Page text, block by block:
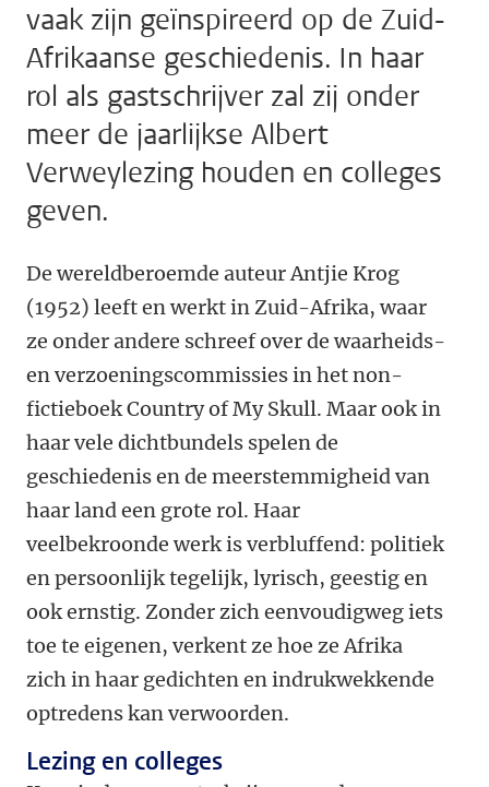
vaak zijn geïnspireerd op de Zuid-
Afrikaanse geschiedenis. In haar
rol als gastschrijver zal zij onder
meer de jaarlijkse Albert
Verweylezing houden en colleges
geven.
De wereldberoemde auteur Antjie Krog
(1952) leeft en werkt in Zuid-Afrika, waar
ze onder andere schreef over de waarheids-
en verzoeningscommissies in het non-
fictieboek Country of My Skull. Maar ook in
haar vele dichtbundels spelen de
geschiedenis en de meerstemmigheid van
haar land een grote rol. Haar
veelbekroonde werk is verbluffend: politiek
en persoonlijk tegelijk, lyrisch, geestig en
ook ernstig. Zonder zich eenvoudigweg iets
toe te eigenen, verkent ze hoe ze Afrika
zich in haar gedichten en indrukwekkende
optredens kan verwoorden.
Lezing en colleges